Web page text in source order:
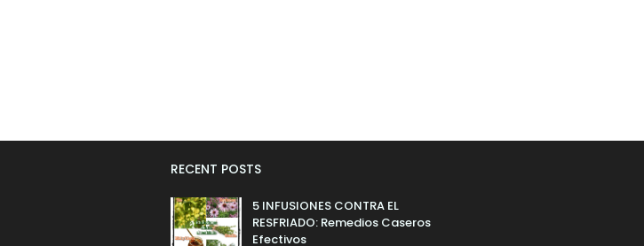
RECENT POSTS
5 INFUSIONES CONTRA EL
RESFRIADO: Remedios Caseros
Efectivos